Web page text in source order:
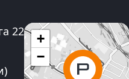
22
+
−